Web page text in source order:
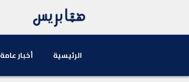
الرئيسية أخبار عامة